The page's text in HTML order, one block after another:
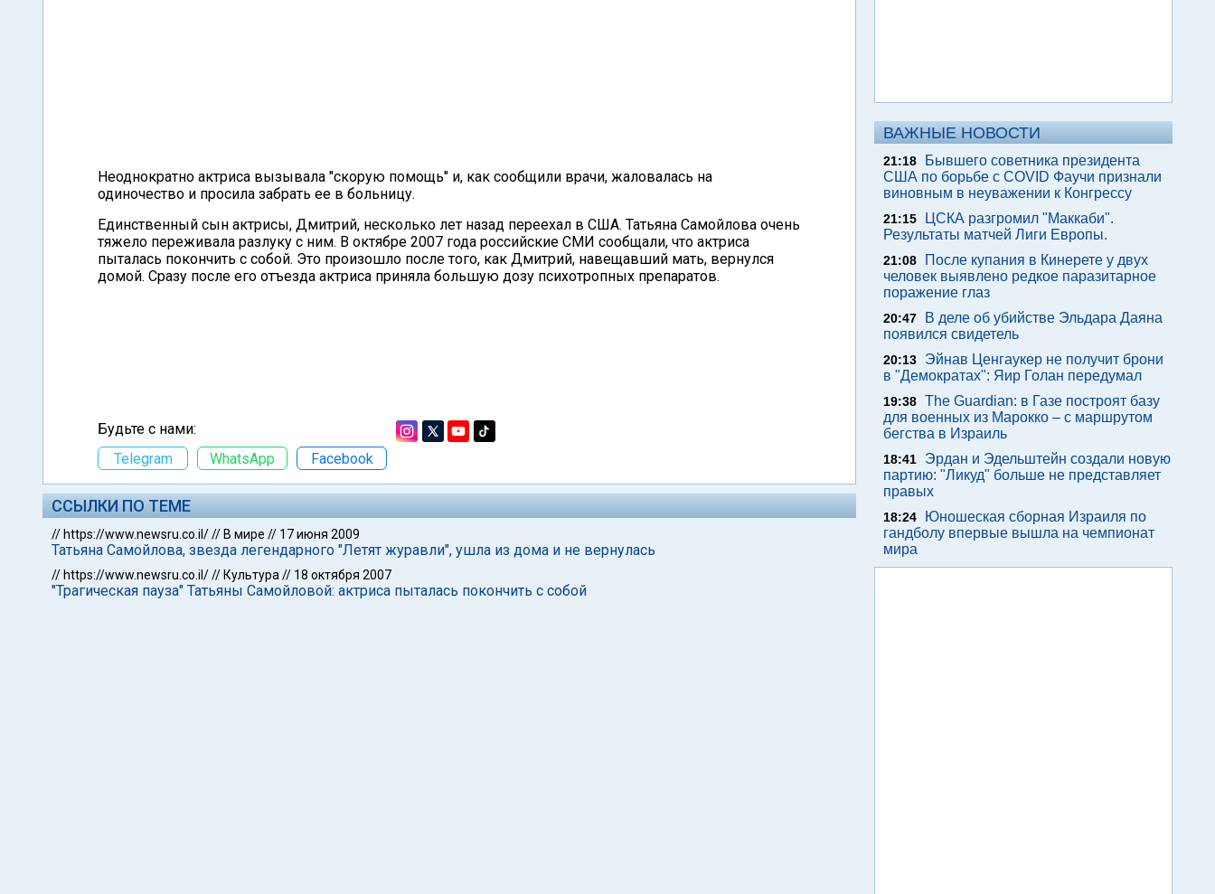
Неоднократно актриса вызывала "скорую помощь" и, как сообщили врачи, жаловалась на
одиночество и просила забрать ее в больницу.
Единственный сын актрисы, Дмитрий, несколько лет назад переехал в США. Татьяна Самойлова очень
тяжело переживала разлуку с ним. В октябре 2007 года российские СМИ сообщали, что актриса
пыталась покончить с собой. Это произошло после того, как Дмитрий, навещавший мать, вернулся
домой. Сразу после его отъезда актриса приняла большую дозу психотропных препаратов.
Будьте с нами:
Telegram
WhatsApp Facebook
ССЫЛКИ ПО ТЕМЕ
// https://www.newsru.co.il/// В мире // 17 июня 2009
Татьяна Самойлова, звезда легендарного "Летят журавли", ушла из дома и не вернулась
// https://www.newsru.co.il/// Культура // 18 октября 2007
"Трагическая пауза" Татьяны Самойловой: актриса пыталась покончить с собой
ВАЖНЫЕ НОВОСТИ
21:18
Бывшего советника президента
США по борьбе с COVID Фаучи признали
виновным в неуважении к Конгрессу
21:15
ЦСКА разгромил "Маккаби".
Результаты матчей Лиги Европы.
21:08
После купания в Кинерете у двух
человек выявлено редкое паразитарное
поражение глаз
20:47
В деле об убийстве Эльдара Даяна
появился свидетель
20:13
Эйнав Ценгаукер не получит брони
в "Демократах": Яир Голан передумал
19:38 The Guardian: в Газе построят базу
для военных из Марокко – с маршрутом
бегства в Израиль
18:41
Эрдан и Эдельштейн создали новую
партию: "Ликуд" больше не представляет
правых
18:24
Юношеская сборная Израиля по
гандболу впервые вышла на чемпионат
мира